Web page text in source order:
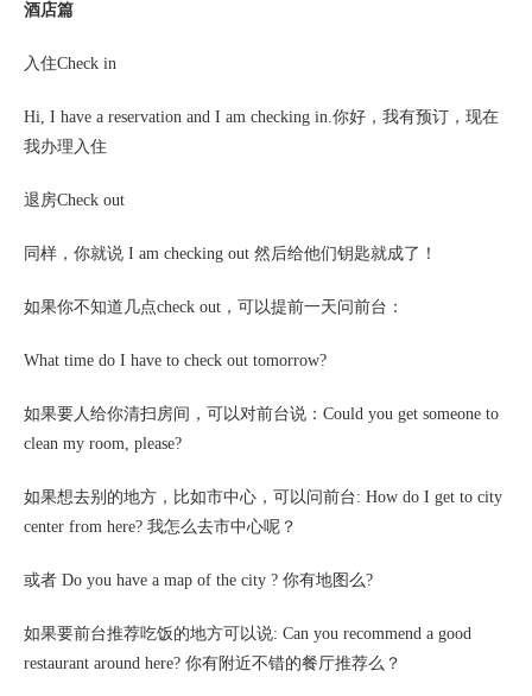
酒店篇
入住Check in
Hi, I have a reservation and I am checking in.你好，我有预订，现在
我办理入住
退房Check out
同样，你就说 I am checking out 然后给他们钥匙就成了！
如果你不知道几点check out，可以提前一天问前台：
What time do I have to check out tomorrow?
如果要人给你清扫房间，可以对前台说： Could you get someone to
clean my room, please?
如果想去别的地方，比如市中心，可以问前台: How do I get to city
center from here? 我怎么去市中心呢？
或者 Do you have a map of the city ? 你有地图么?
如果要前台推荐吃饭的地方可以说: Can you recommend a good
restaurant around here? 你有附近不错的餐厅推荐么？